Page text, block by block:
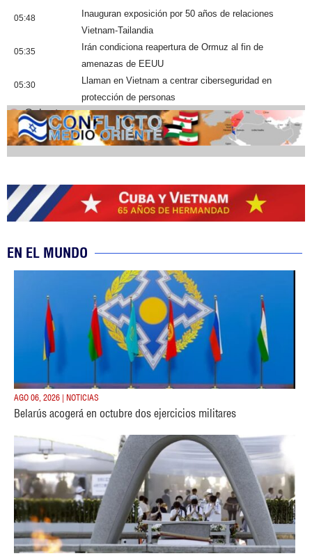
05:48
Inauguran exposición por 50 años de relaciones
Vietnam-Tailandia
05:35
Irán condiciona reapertura de Ormuz al fin de
amenazas de EEUU
05:30
Llaman en Vietnam a centrar ciberseguridad en
protección de personas
Cobertura
EN EL MUNDO
AGO 06, 2026 | NOTICIAS
Belarús acogerá en octubre dos ejercicios militares